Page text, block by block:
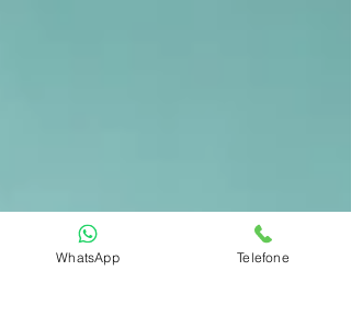
WhatsApp Telefone